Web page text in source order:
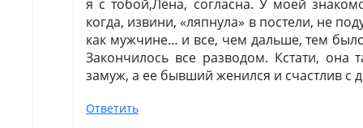
я с тобой,Лена, согласна. У моей
когда, извини, «ляпнула» в постели, не
как мужчине… и все, чем дальше, тем
Закончилось все разводом. Кстати,
замуж, а ее бывший женился и счастлив с
Ответить